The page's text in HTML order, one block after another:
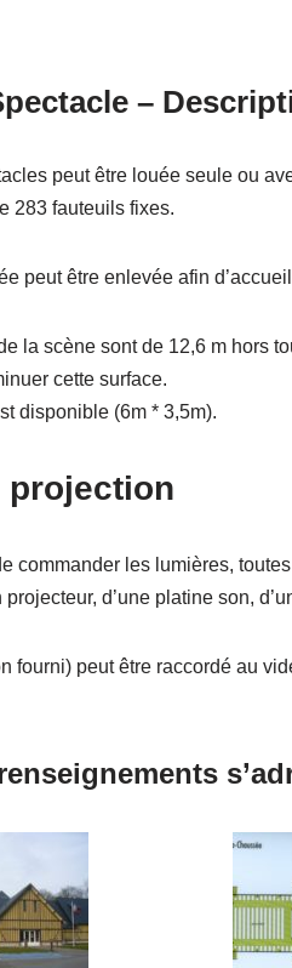
–
peut être louée seule ou
283 fauteuils fixes.
peut être enlevée afin
la scène sont de 12,6 m hors
cette surface.
disponible (6m * 3,5m).
projection
commander les lumières,
projecteur, d’une platine son,
fourni) peut être raccordé au